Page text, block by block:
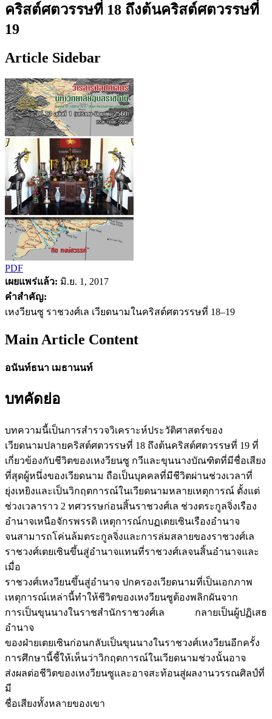
คริสต์ศตวรรษที่ 18 ถึงต้นคริสต์ศตวรรษที่
19
Article Sidebar
PDF
เผยแพร่แล้ว: มิ.ย. 1, 2017
คำสำคัญ:
เหงวียนซู ราชวงศ์เล เวียดนามในคริสต์ศตวรรษที่ 18–19
Main Article Content
อนันท์ธนา เมธานนท์
บทคัดย่อ
บทความนี้เป็นการสำรวจวิเคราะห์ประวัติศาสตร์ของ
เวียดนามปลายคริสต์ศตวรรษที่ 18 ถึงต้นคริสต์ศตวรรษที่ 19 ที่
เกี่ยวข้องกับชีวิตของเหงวียนซู กวีและขุนนางบัณฑิตที่มีชื่อเสียง
ที่สุดผู้หนึ่งของเวียดนาม ถือเป็นบุคคลที่มีชีวิตผ่านช่วงเวลาที่
ยุ่งเหยิงและเป็นวิกฤตการณ์ในเวียดนามหลายเหตุการณ์ ตั้งแต่
ช่วงเวลาราว 2 ทศวรรษก่อนสิ้นราชวงศ์เล ช่วงตระกูลจิ่งเรือง
อำนาจเหนือจักรพรรดิ เหตุการณ์กบฏเตยเซินเรืองอำนาจ
จนสามารถโค่นล้มตระกูลจิ่งและการล่มสลายของราชวงศ์เล
ราชวงศ์เตยเซินขึ้นสู่อำนาจแทนที่ราชวงศ์เลจนสิ้นอำนาจและ
เมื่อ
ราชวงศ์เหงวียนขึ้นสู่อำนาจ ปกครองเวียดนามที่เป็นเอกภาพ
เหตุการณ์เหล่านี้ทำให้ชีวิตของเหงวียนซูต้องพลิกผันจาก
การเป็นขุนนางในราชสำนักราชวงศ์เล กลายเป็นผู้ปฏิเสธ
อำนาจ
ของฝ่ายเตยเซินก่อนกลับเป็นขุนนางในราชวงศ์เหงวียนอีกครั้ง
การศึกษานี้ชี้ให้เห็นว่าวิกฤตการณ์ในเวียดนามช่วงนั้นอาจ
ส่งผลต่อชีวิตของเหงวียนซูและอาจสะท้อนสู่ผลงานวรรณศิลป์ที่
มี
ชื่อเสียงทั้งหลายของเขา